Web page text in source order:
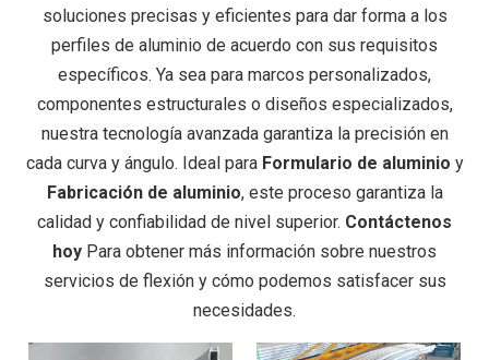
soluciones precisas y eficientes para dar forma a los
perfiles de aluminio de acuerdo con sus requisitos
específicos. Ya sea para marcos personalizados,
componentes estructurales o diseños especializados,
nuestra tecnología avanzada garantiza la precisión en
cada curva y ángulo. Ideal para Formulario de aluminio y
Fabricación de aluminio, este proceso garantiza la
calidad y confiabilidad de nivel superior. Contáctenos
hoy Para obtener más información sobre nuestros
servicios de flexión y cómo podemos satisfacer sus
necesidades.